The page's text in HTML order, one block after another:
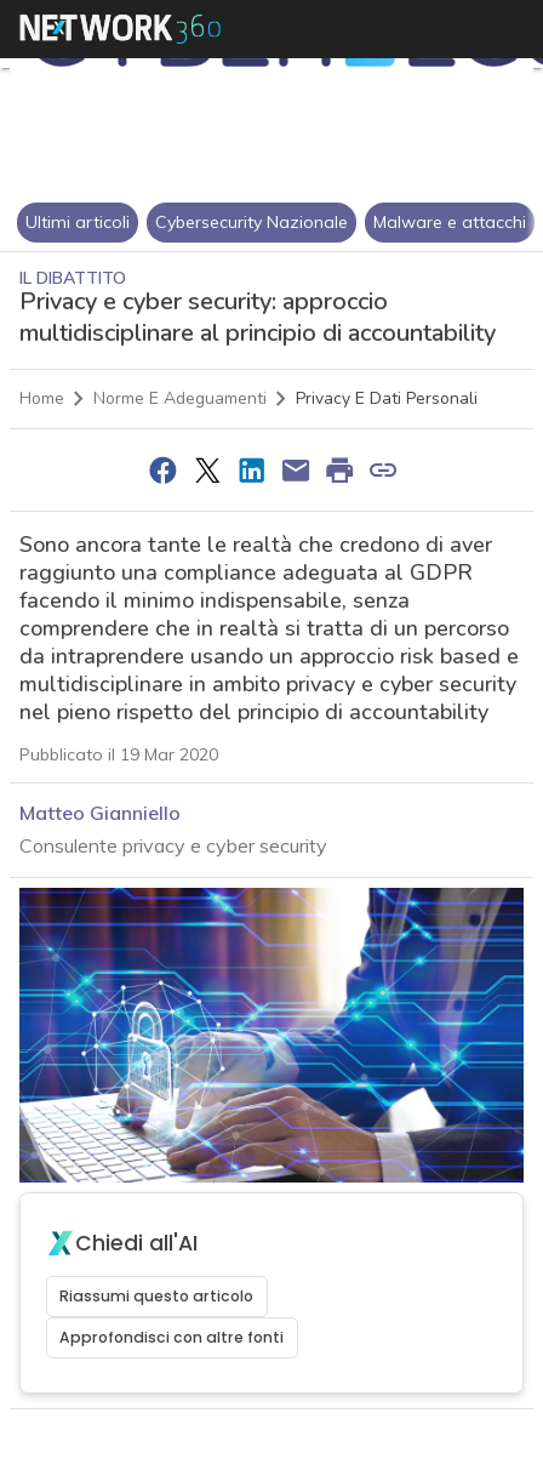
Ultimi articoli Cybersecurity Nazionale Malware e attacchi
IL DIBATTITO
Privacy e cyber security: approccio
multidisciplinare al principio di accountability
Home Norme E Adeguamenti Privacy E Dati Personali
Sono ancora tante le realtà che credono di aver
raggiunto una compliance adeguata al GDPR
facendo il minimo indispensabile, senza
comprendere che in realtà si tratta di un percorso
da intraprendere usando un approccio risk based e
multidisciplinare in ambito privacy e cyber security
nel pieno rispetto del principio di accountability
Pubblicato il 19 Mar 2020
Matteo Gianniello
Consulente privacy e cyber security
Chiedi all'AI
Riassumi questo articolo
Approfondisci con altre fonti